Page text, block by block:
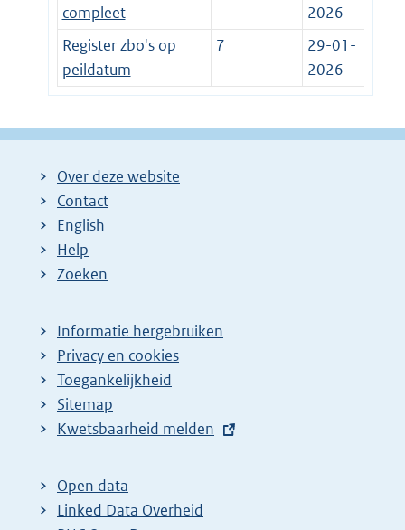
compleet
2026
Register zbo's op
peildatum
7
29-01-
2026
Over deze website
Contact
English
Help
Zoeken
Informatie hergebruiken
Privacy en cookies
Toegankelijkheid
Sitemap
E
t
e
r
Kwetsbaarheid melden
Open data
Linked Data Overheid